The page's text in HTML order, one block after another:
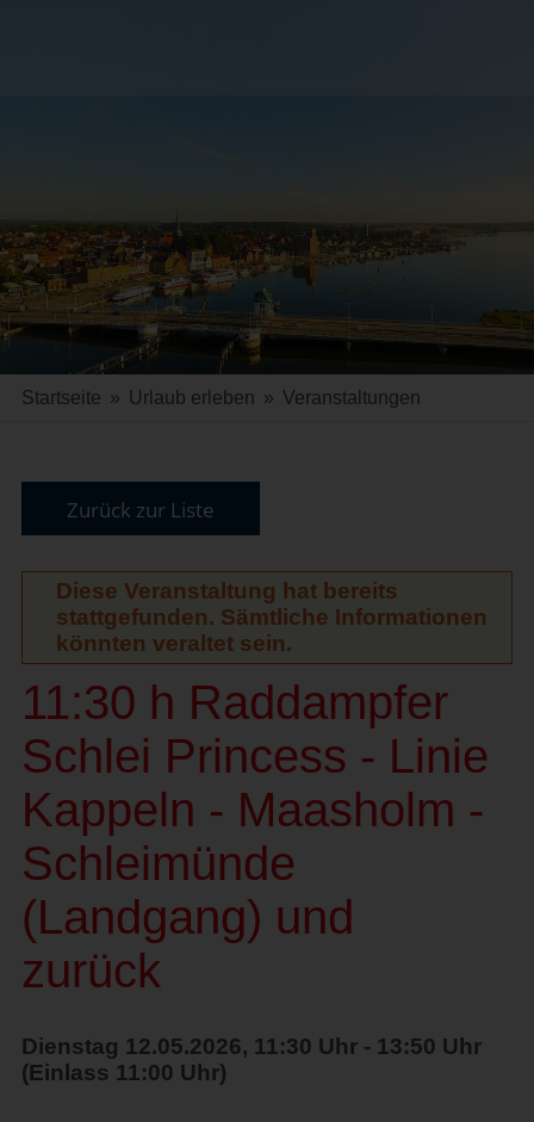
Startseite » Urlaub erleben » Veranstaltungen
Zurück zur Liste
Diese Veranstaltung hat bereits
stattgefunden. Sämtliche Informationen
könnten veraltet sein.
11:30 h Raddampfer
Schlei Princess - Linie
Kappeln - Maasholm -
Schleimünde
(Landgang) und
zurück
Dienstag 12.05.2026, 11:30 Uhr - 13:50 Uhr
(Einlass 11:00 Uhr)